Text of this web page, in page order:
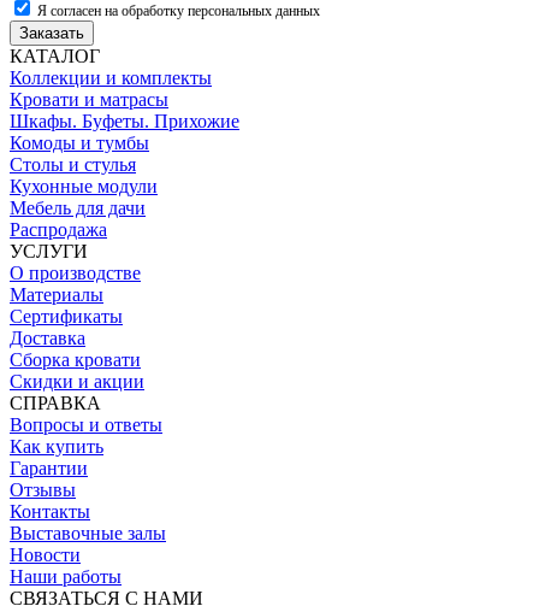
Я согласен на обработку персональных данных
Заказать
КАТАЛОГ
Коллекции и комплекты
Кровати и матрасы
Шкафы. Буфеты. Прихожие
Комоды и тумбы
Столы и стулья
Кухонные модули
Мебель для дачи
Распродажа
УСЛУГИ
О производстве
Материалы
Сертификаты
Доставка
Сборка кровати
Скидки и акции
СПРАВКА
Вопросы и ответы
Как купить
Гарантии
Отзывы
Контакты
Выставочные залы
Новости
Наши работы
СВЯЗАТЬСЯ С НАМИ